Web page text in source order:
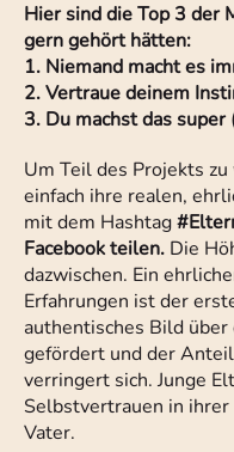
Hier sind die Top 3 der
gern gehört hätten:
1. Niemand macht es
2. Vertraue deinem
3. Du machst das super
Um Teil des Projekts
einfach ihre realen,
mit dem Hashtag
Facebook teilen. Die
dazwischen. Ein
Erfahrungen ist der
authentisches Bild
gefördert und der
verringert sich. Junge
Selbstvertrauen in
Vater.